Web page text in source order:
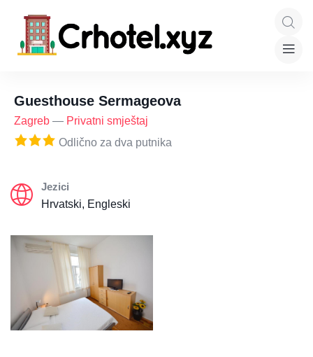
Guesthouse Sermageova
Zagreb — Privatni smještaj
Odlično za dva putnika
Jezici
Hrvatski, Engleski